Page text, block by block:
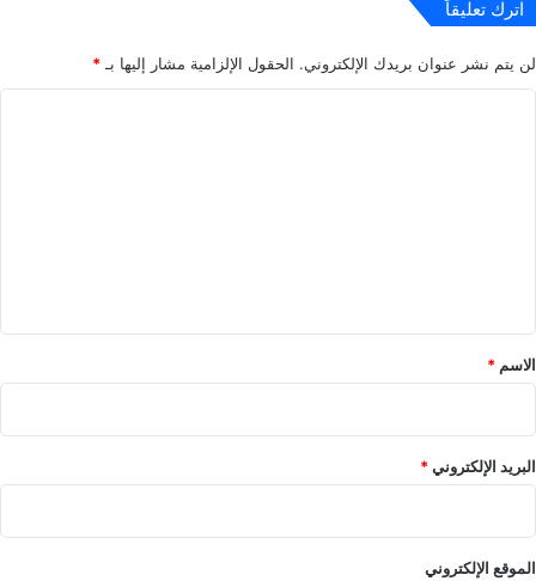
اترك تعليقاً
لن يتم نشر عنوان بريدك الإلكتروني. الحقول الإلزامية مشار إليها بـ *
*
الاسم *
البريد الإلكتروني*
الموقع الإلكتروني